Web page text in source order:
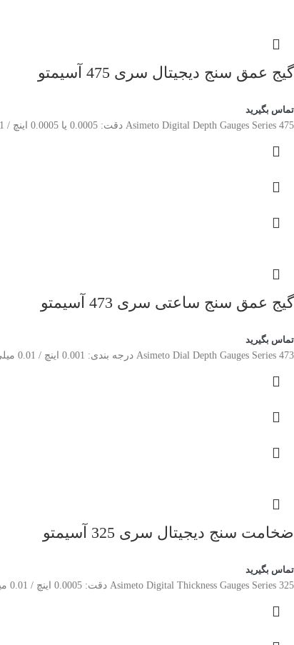
گیج عمق سنج دیجیتال سری 475 آسیمتو
تماس بگیرید
Asimeto Digital Depth Gauges Series 475 دقت: 0.0005 یا 0.0005 اینچ / 0.01 میلی متر یا 0.001 میلی متر محدوده کل اندازه گیری با میله های عمق رزوه ای در فواصل 1 اینچی یا 20 میلی متری انجام می شود. تبدیل اینچ/متریک
گیج عمق سنج ساعتی سری 473 آسیمتو
تماس بگیرید
Asimeto Dial Depth Gauges Series 473 درجه بندی: 0.001 اینچ / 0.01 میلی متر محدوده کل اندازه گیری با میله های عمق رزوه ای در فواصل 1 اینچی یا 20 میلی متری انجام می شود.
ضخامت سنج دیجیتال سری 325 آسیمتو
تماس بگیرید
Asimeto Digital Thickness Gauges Series 325 دقت: 0.0005 اینچ / 0.01 میلی متر تبدیل اینچ/متریک برای اندازه گیری ضخامت کاغذ، فیلم، سیم، ورق فلزی، جواهرات، چرم و مواد مشابه. وزن سبک، کارکرد آسان.